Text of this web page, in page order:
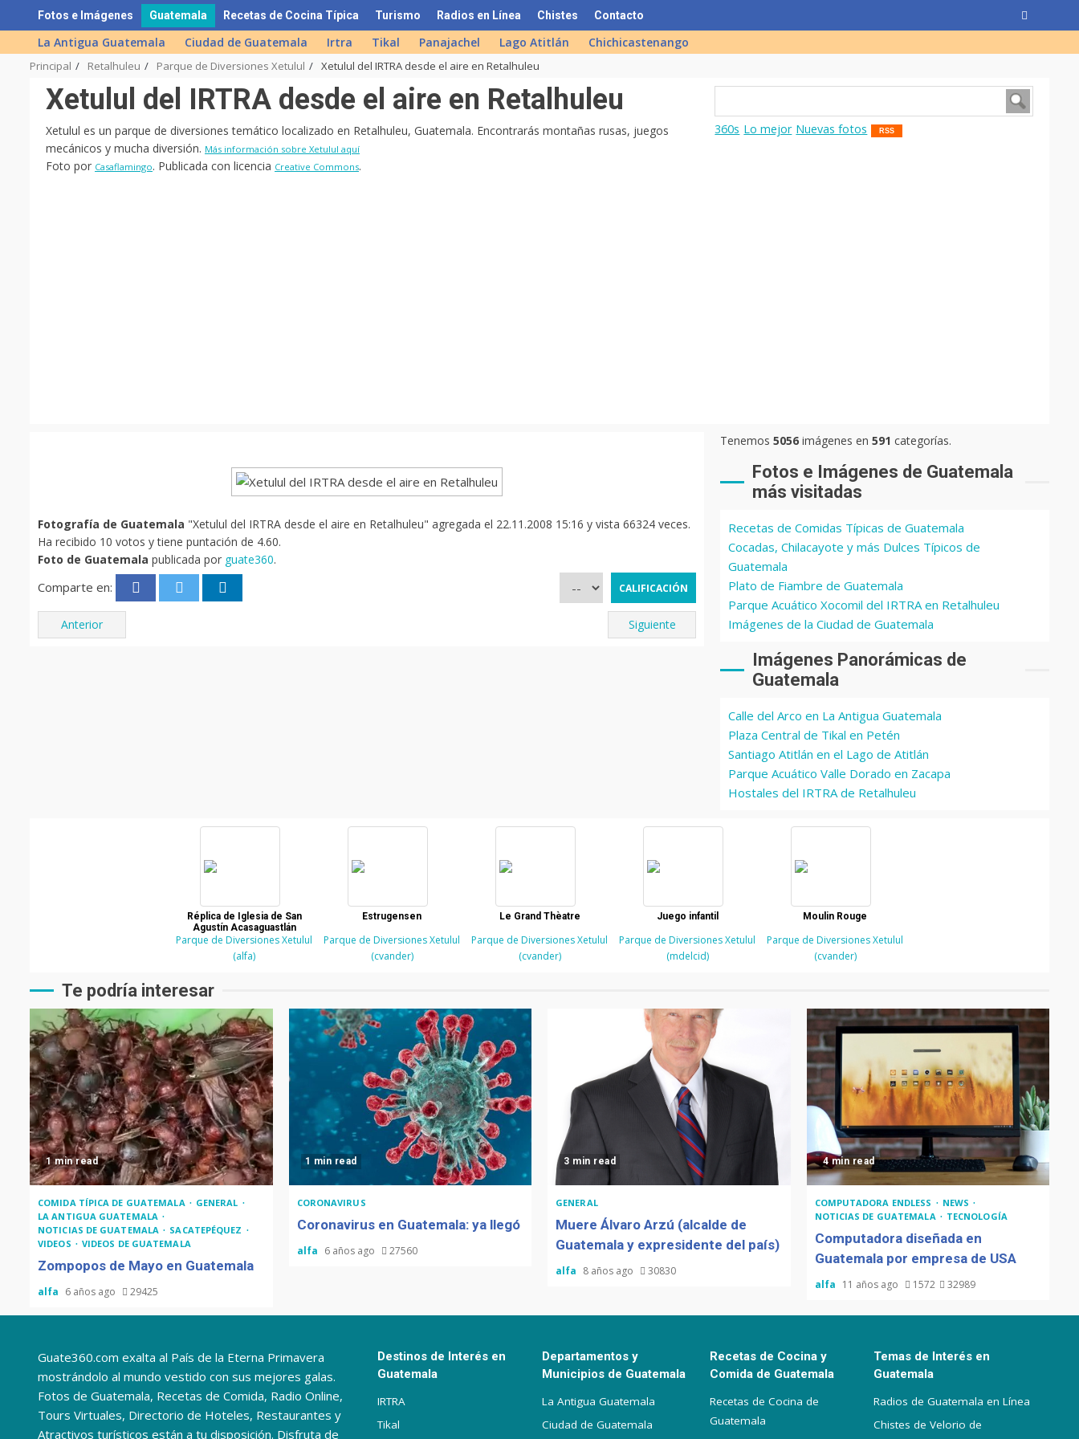
to
content
Fotos e Imágenes Guatemala Recetas de Cocina Típica Turismo Radios en Línea Chistes Contacto
La Antigua Guatemala Ciudad de Guatemala Irtra Tikal Panajachel Lago Atitlán Chichicastenango
Principal Retalhuleu Parque de Diversiones Xetulul Xetulul del IRTRA desde el aire en Retalhuleu
Xetulul del IRTRA desde el aire en Retalhuleu
Xetulul es un parque de diversiones temático localizado en Retalhuleu, Guatemala. Encontrarás montañas rusas, juegos
mecánicos y mucha diversión. Más información sobre Xetulul aquí
Foto por Casaflamingo. Publicada con licencia Creative Commons.
360s Lo mejor Nuevas fotos RSS
Fotografía de Guatemala "Xetulul del IRTRA desde el aire en Retalhuleu" agregada el 22.11.2008 15:16 y vista 66324 veces.
Ha recibido 10 votos y tiene puntación de 4.60.
Foto de Guatemala publicada por guate360.
Comparte en:
Anterior Siguiente
Tenemos5056 imágenes en591 categorías.
Fotos e Imágenes de Guatemala
más visitadas
Recetas de Comidas Típicas de Guatemala
Cocadas, Chilacayote y más Dulces Típicos de
Guatemala
Plato de Fiambre de Guatemala
Parque Acuático Xocomil del IRTRA en Retalhuleu
Imágenes de la Ciudad de Guatemala
Imágenes Panorámicas de
Guatemala
Calle del Arco en La Antigua Guatemala
Plaza Central de Tikal en Petén
Santiago Atitlán en el Lago de Atitlán
Parque Acuático Valle Dorado en Zacapa
Hostales del IRTRA de Retalhuleu
Réplica de Iglesia de San
Agustín Acasaguastlán
Parque de Diversiones Xetulul
(alfa)
Estrugensen
Parque de Diversiones Xetulul
(cvander)
Le Grand Thèatre
Parque de Diversiones Xetulul
(cvander)
Juego infantil
Parque de Diversiones Xetulul
(mdelcid)
Moulin Rouge
Parque de Diversiones Xetulul
(cvander)
Te podría interesar
1 min read
COMIDA TÍPICA DE GUATEMALA
GENERAL
LA ANTIGUA GUATEMALA
NOTICIAS DE GUATEMALA
SACATEPÉQUEZ
VIDEOS
VIDEOS DE GUATEMALA
Zompopos de Mayo en Guatemala
alfa 6 años ago 29425
1 min read
CORONAVIRUS
Coronavirus en Guatemala: ya llegó
alfa 6 años ago 27560
3 min read
GENERAL
Muere Álvaro Arzú (alcalde de
Guatemala y expresidente del país)
alfa 8 años ago 30830
4 min read
COMPUTADORA ENDLESS
NEWS
NOTICIAS DE GUATEMALA
TECNOLOGÍA
Computadora diseñada en
Guatemala por empresa de USA
alfa 11 años ago 1572 32989
Guate360.com exalta al País de la Eterna Primavera
mostrándolo al mundo vestido con sus mejores galas.
Fotos de Guatemala, Recetas de Comida, Radio Online,
Tours Virtuales, Directorio de Hoteles, Restaurantes y
Atractivos turísticos están a tu disposición. Disfruta de
Destinos de Interés en
Guatemala
IRTRA
Tikal
Departamentos y
Municipios de Guatemala
La Antigua Guatemala
Ciudad de Guatemala
Recetas de Cocina y
Comida de Guatemala
Recetas de Cocina de
Guatemala
Temas de Interés en
Guatemala
Radios de Guatemala en Línea
Chistes de Velorio de